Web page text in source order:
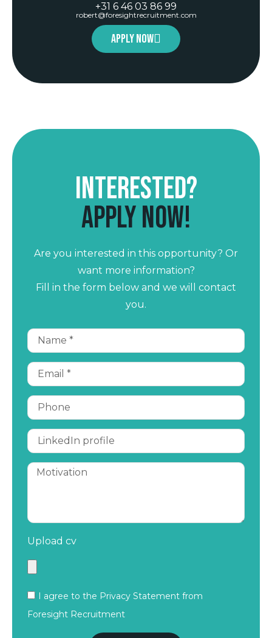
+31 6 46 03 86 99
robert@foresightrecruitment.com
Apply now
Interested?
Apply now!
Are you interested in this opportunity? Or
want more information?
Fill in the form below and we will contact
you.
Upload cv
I agree to the Privacy Statement from
Foresight Recruitment